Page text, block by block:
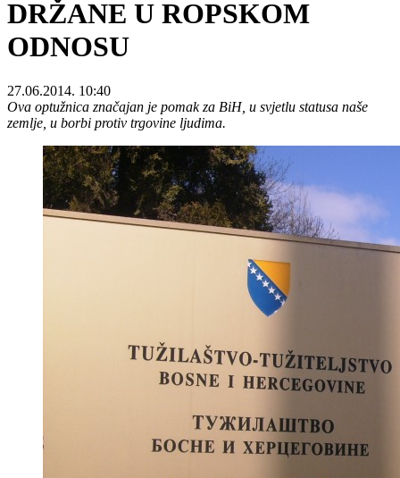
DRŽANE U ROPSKOM
ODNOSU
27.06.2014. 10:40
Ova optužnica značajan je pomak za BiH, u svjetlu statusa naše
zemlje, u borbi protiv trgovine ljudima.